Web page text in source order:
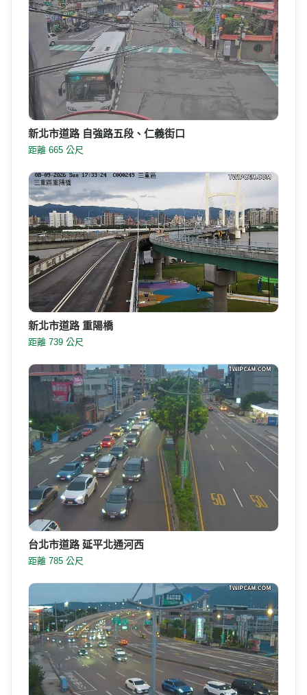
新北市道路 自強路五段、仁義街口
距離 665 公尺
新北市道路 重陽橋
距離 739 公尺
台北市道路 延平北通河西
距離 785 公尺